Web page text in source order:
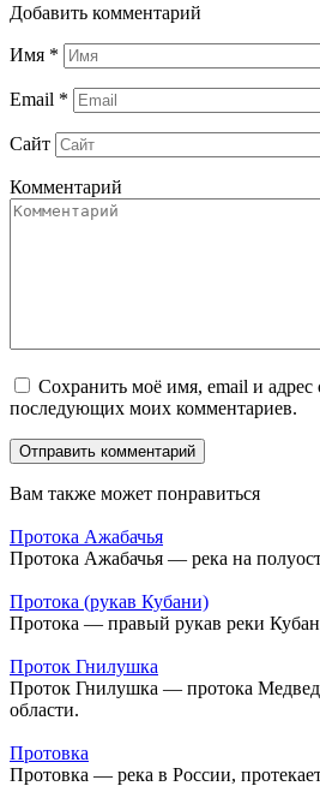
Добавить комментарий
Имя *
Email *
Сайт
Комментарий
Сохранить моё имя, email и адрес
последующих моих комментариев.
Вам также может понравиться
Протока Ажабачья
Протока Ажабачья — река на
Протока (рукав Кубани)
Протока — правый рукав реки
Проток Гнилушка
Проток Гнилушка — протока
области.
Протовка
Протовка — река в России,